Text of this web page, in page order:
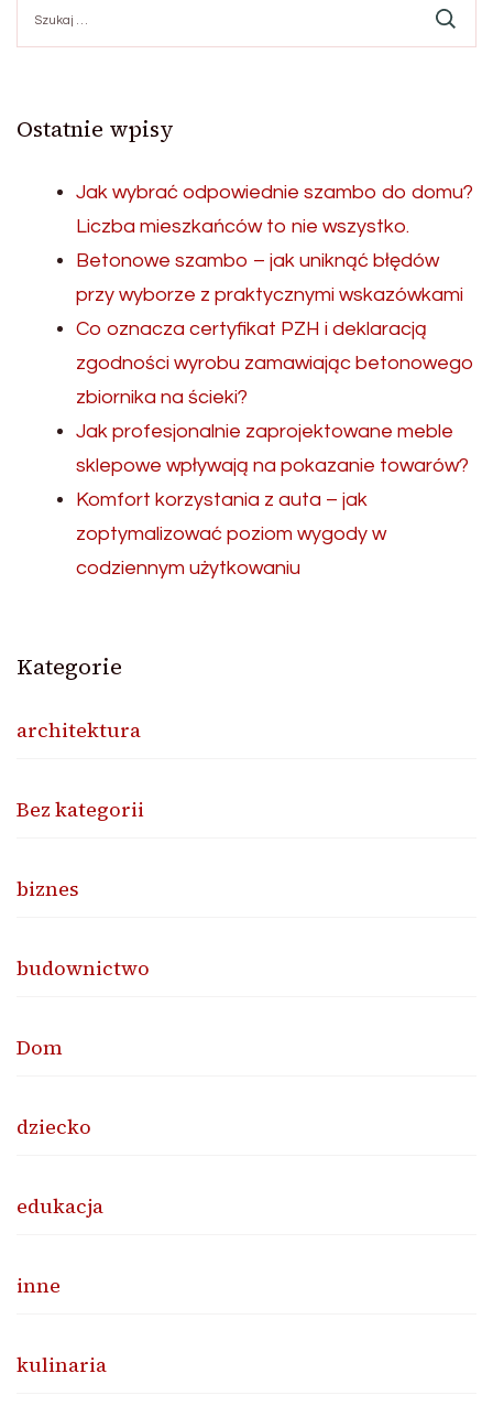
Ostatnie wpisy
Jak wybrać odpowiednie szambo do domu?
Liczba mieszkańców to nie wszystko.
Betonowe szambo – jak uniknąć błędów
przy wyborze z praktycznymi wskazówkami
Co oznacza certyfikat PZH i deklaracją
zgodności wyrobu zamawiając betonowego
zbiornika na ścieki?
Jak profesjonalnie zaprojektowane meble
sklepowe wpływają na pokazanie towarów?
Komfort korzystania z auta – jak
zoptymalizować poziom wygody w
codziennym użytkowaniu
Kategorie
architektura
Bez kategorii
biznes
budownictwo
Dom
dziecko
edukacja
inne
kulinaria